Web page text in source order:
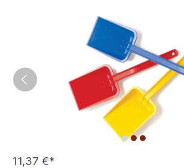
11,37 €*